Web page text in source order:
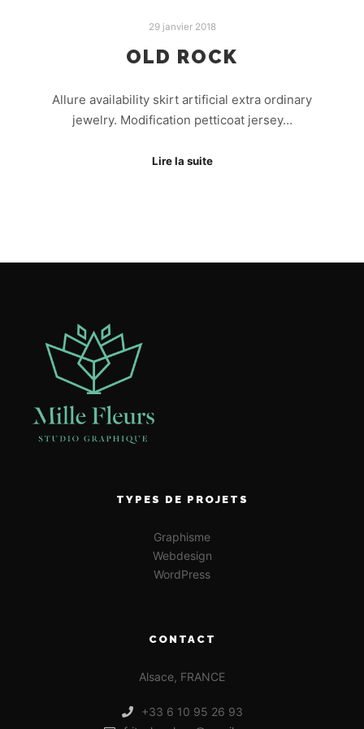
29 janvier 2018
OLD ROCK
Allure availability skirt artificial extra ordinary
jewelry. Modification petticoat jersey…
Lire la suite
TYPES DE PROJETS
Graphisme
Webdesign
WordPress
CONTACT
Alsace, FRANCE
+33 6 10 95 26 93